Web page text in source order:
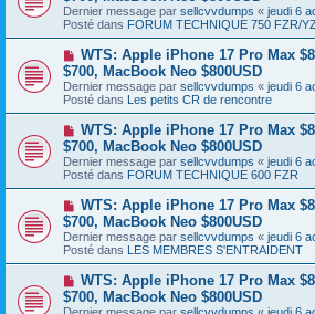
e
s
a
g
e
u
v
e
a
u
m
e
s
a
g
e
Dernier message par sellcvvdumps « jeudi 6
Posté dans FORUM TECHNIQUE 750 FZR/
N
o
u
v
e
a
u
m
e
s
a
g
e
WTS: Apple iPhone 17 Pro Max
$700, MacBook Neo $800USD
Dernier message par sellcvvdumps « jeudi 6
Posté dans Les petits CR de rencontre
N
o
u
v
e
a
u
m
e
s
a
g
e
WTS: Apple iPhone 17 Pro Max
$700, MacBook Neo $800USD
Dernier message par sellcvvdumps « jeudi 6
Posté dans FORUM TECHNIQUE 600 FZR
N
o
u
v
e
a
u
m
e
WTS: Apple iPhone 17 Pro Max
$700, MacBook Neo $800USD
Dernier message par sellcvvdumps « jeudi 6
Posté dans LES MEMBRES S'ENTRAIDENT
N
o
u
WTS: Apple iPhone 17 Pro Max
$700, MacBook Neo $800USD
Dernier message par sellcvvdumps « jeudi 6